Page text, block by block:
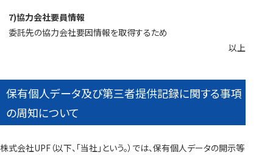
7)協力会社要員情報
委託先の協力会社要因情報を取得するため
以上
保有個人データ及び第三者提供記録に関する事項
の周知について
株式会社UPF（以下、「当社」という。）では、保有個人データの開示等